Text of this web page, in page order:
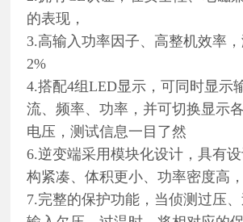
的表现，
3.高输入功率因子、高整机效率
2%
4.搭配4组LED显示，可同时显示
流、频率、功率，并可切换显示
电压，测试信息一目了然
6.逆变端采用模块化设计，具有
构紧凑、体积更小、功率密度高
7.完整的保护功能，当侦测过压、